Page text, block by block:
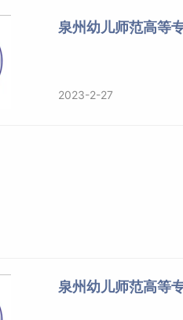
泉州幼儿师范高等
2023-2-27
泉州幼儿师范高等